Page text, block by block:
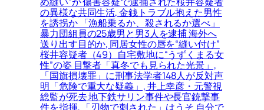
の異様な共同生活, 金銭トラブル抱えた男性
を誘拐か 「漁船乗るか、殺されるか選べ」
暴力団組員の25歳男と男3人を逮捕 海外へ
送り出す目的か, 同居女性の唇を“縫い付け”
桜井容疑者（49）自宅敷地に“うずくまる女
性”の姿 目撃者「真冬でも見られた光景」,
「国旗損壊罪」に刑事法学者148人が反対声
明「危険で重大な疑義」, 井上幸彦・元警視
総監が死去 地下鉄サリン事件や長官銃撃事
件を指揮, 「刃物で刺された」はうそ 自分で